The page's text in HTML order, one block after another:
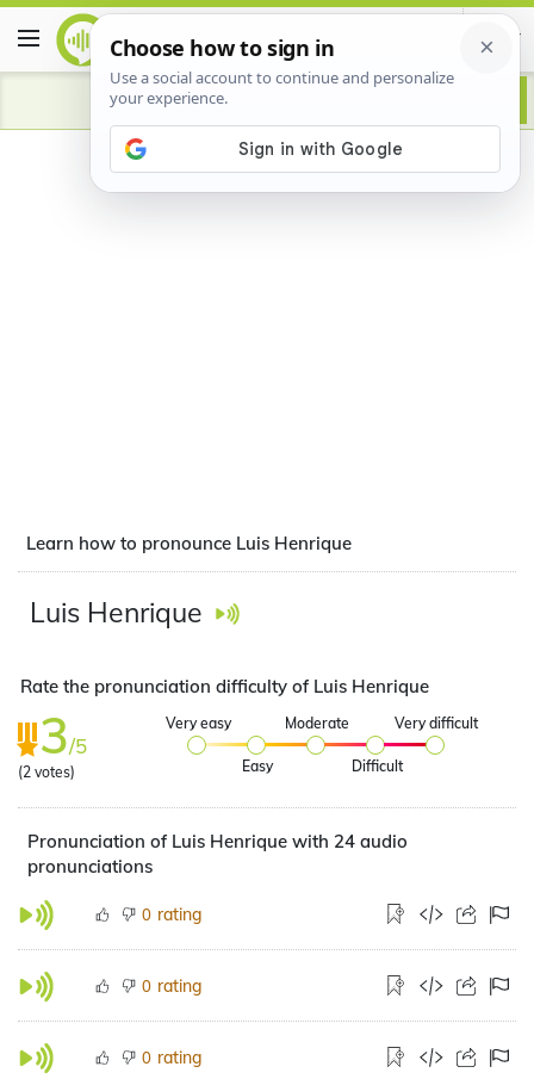
Advertisement
Learn how to pronounce Luis Henrique
Luis Henrique
Rate the pronunciation difficulty of Luis Henrique
3/5
(2 votes)
Very easy
Easy
Moderate
Difficult
Very difficult
Pronunciation of Luis Henrique with 24 audio
pronunciations
0 rating
0 rating
0 rating